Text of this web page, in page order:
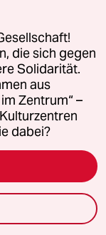
dem INF
USA
die sich gegen
Solidarität.
aus
Zentrum“ –
dabei?